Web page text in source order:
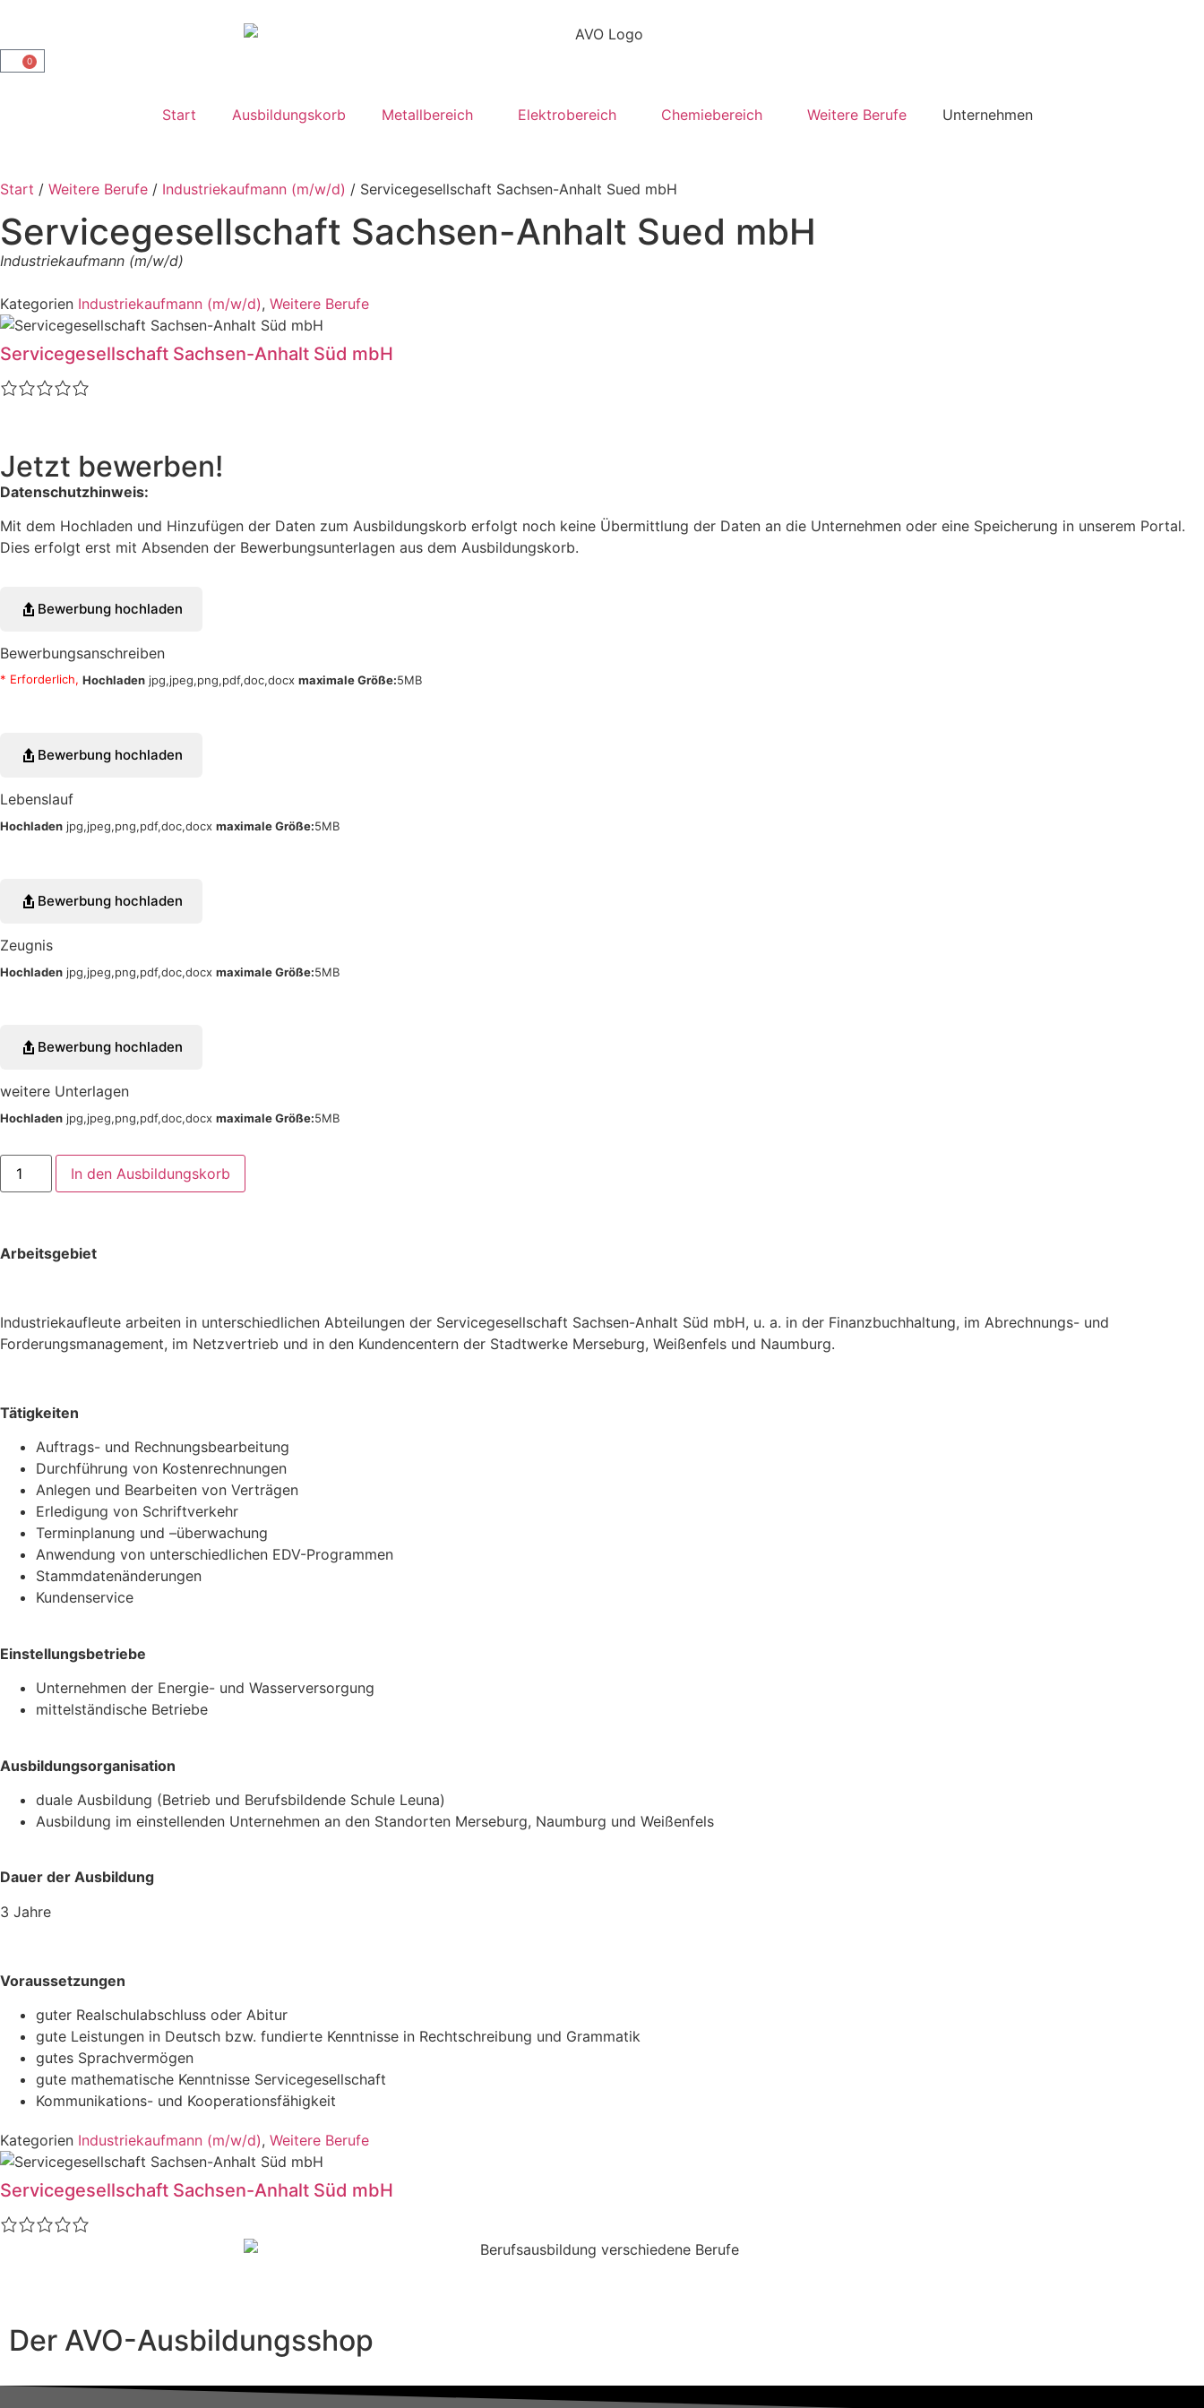
0
Start Ausbildungskorb Metallbereich Elektrobereich Chemiebereich Weitere Berufe Unternehmen
Start / Weitere Berufe / Industriekaufmann (m/w/d) / Servicegesellschaft Sachsen-Anhalt Sued mbH
Servicegesellschaft Sachsen-Anhalt Sued mbH
Industriekaufmann (m/w/d)
Kategorien Industriekaufmann (m/w/d), Weitere Berufe
Servicegesellschaft Sachsen-Anhalt Süd mbH
Jetzt bewerben!
Datenschutzhinweis:
Mit dem Hochladen und Hinzufügen der Daten zum Ausbildungskorb erfolgt noch keine Übermittlung der Daten an die Unternehmen oder eine Speicherung in unserem Portal.
Dies erfolgt erst mit Absenden der Bewerbungsunterlagen aus dem Ausbildungskorb.
* Erforderlich, Hochladen jpg,jpeg,png,pdf,doc,docx maximale Größe:5MB
Bewerbung hochladen
Bewerbungsanschreiben
Hochladen jpg,jpeg,png,pdf,doc,docx maximale Größe:5MB
Bewerbung hochladen
Lebenslauf
Hochladen jpg,jpeg,png,pdf,doc,docx maximale Größe:5MB
Bewerbung hochladen
Zeugnis
Hochladen jpg,jpeg,png,pdf,doc,docx maximale Größe:5MB
Bewerbung hochladen
weitere Unterlagen
In den Ausbildungskorb
Arbeitsgebiet
Industriekaufleute arbeiten in unterschiedlichen Abteilungen der Servicegesellschaft Sachsen-Anhalt Süd mbH, u. a. in der Finanzbuchhaltung, im Abrechnungs- und
Forderungsmanagement, im Netzvertrieb und in den Kundencentern der Stadtwerke Merseburg, Weißenfels und Naumburg.
Tätigkeiten
Auftrags- und Rechnungsbearbeitung
Durchführung von Kostenrechnungen
Anlegen und Bearbeiten von Verträgen
Erledigung von Schriftverkehr
Terminplanung und –überwachung
Anwendung von unterschiedlichen EDV-Programmen
Stammdatenänderungen
Kundenservice
Einstellungsbetriebe
Unternehmen der Energie- und Wasserversorgung
mittelständische Betriebe
Ausbildungsorganisation
duale Ausbildung (Betrieb und Berufsbildende Schule Leuna)
Ausbildung im einstellenden Unternehmen an den Standorten Merseburg, Naumburg und Weißenfels
Dauer der Ausbildung
3 Jahre
Voraussetzungen
guter Realschulabschluss oder Abitur
gute Leistungen in Deutsch bzw. fundierte Kenntnisse in Rechtschreibung und Grammatik
gutes Sprachvermögen
gute mathematische Kenntnisse Servicegesellschaft
Kommunikations- und Kooperationsfähigkeit
Kategorien Industriekaufmann (m/w/d), Weitere Berufe
Servicegesellschaft Sachsen-Anhalt Süd mbH
Der AVO-Ausbildungsshop